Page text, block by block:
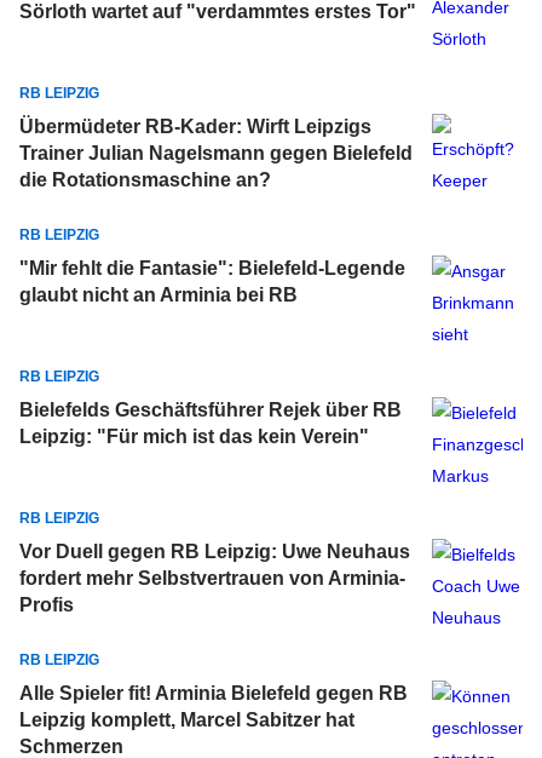
Sörloth wartet auf "verdammtes erstes Tor"
RB LEIPZIG
Übermüdeter RB-Kader: Wirft Leipzigs
Trainer Julian Nagelsmann gegen Bielefeld
die Rotationsmaschine an?
RB LEIPZIG
"Mir fehlt die Fantasie": Bielefeld-Legende
glaubt nicht an Arminia bei RB
RB LEIPZIG
Bielefelds Geschäftsführer Rejek über RB
Leipzig: "Für mich ist das kein Verein"
RB LEIPZIG
Vor Duell gegen RB Leipzig: Uwe Neuhaus
fordert mehr Selbstvertrauen von Arminia-
Profis
RB LEIPZIG
Alle Spieler fit! Arminia Bielefeld gegen RB
Leipzig komplett, Marcel Sabitzer hat
Schmerzen